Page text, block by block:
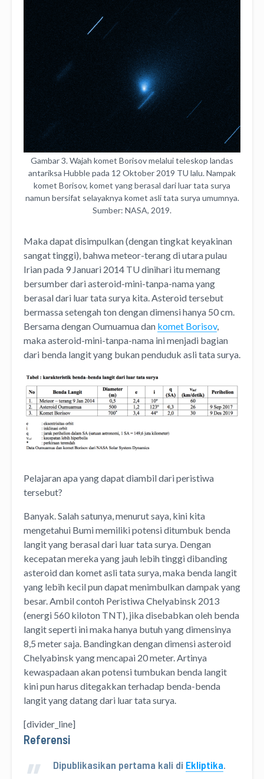
Gambar 3. Wajah komet Borisov melalui teleskop landas
antariksa Hubble pada 12 Oktober 2019 TU lalu. Nampak
komet Borisov, komet yang berasal dari luar tata surya
namun bersifat selayaknya komet asli tata surya umumnya.
Sumber: NASA, 2019.
Maka dapat disimpulkan (dengan tingkat keyakinan
sangat tinggi), bahwa meteor-terang di utara pulau
Irian pada 9 Januari 2014 TU dinihari itu memang
bersumber dari asteroid-mini-tanpa-nama yang
berasal dari luar tata surya kita. Asteroid tersebut
bermassa setengah ton dengan dimensi hanya 50 cm.
Bersama dengan Oumuamua dan komet Borisov,
maka asteroid-mini-tanpa-nama ini menjadi bagian
dari benda langit yang bukan penduduk asli tata surya.
Pelajaran apa yang dapat diambil dari peristiwa
tersebut?
Banyak. Salah satunya, menurut saya, kini kita
mengetahui Bumi memiliki potensi ditumbuk benda
langit yang berasal dari luar tata surya. Dengan
kecepatan mereka yang jauh lebih tinggi dibanding
asteroid dan komet asli tata surya, maka benda langit
yang lebih kecil pun dapat menimbulkan dampak yang
besar. Ambil contoh Peristiwa Chelyabinsk 2013
(energi 560 kiloton TNT), jika disebabkan oleh benda
langit seperti ini maka hanya butuh yang dimensinya
8,5 meter saja. Bandingkan dengan dimensi asteroid
Chelyabinsk yang mencapai 20 meter. Artinya
kewaspadaan akan potensi tumbukan benda langit
kini pun harus ditegakkan terhadap benda-benda
langit yang datang dari luar tata surya.
[divider_line]
Referensi
Dipublikasikan pertama kali di Ekliptika.